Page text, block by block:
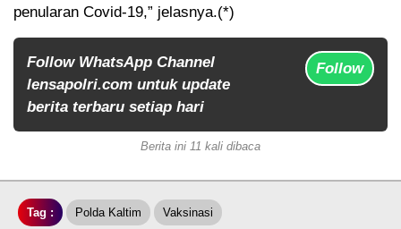
penularan Covid-19,” jelasnya.(*)
Follow WhatsApp Channel
lensapolri.com untuk update
berita terbaru setiap hari
Follow
Berita ini 11 kali dibaca
Tag : Polda Kaltim Vaksinasi